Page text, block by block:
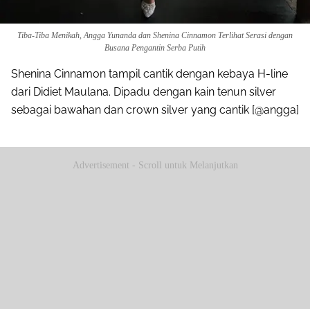
Tiba-Tiba Menikah, Angga Yunanda dan Shenina Cinnamon Terlihat Serasi dengan
Busana Pengantin Serba Putih
Shenina Cinnamon tampil cantik dengan kebaya H-line
dari Didiet Maulana. Dipadu dengan kain tenun silver
sebagai bawahan dan crown silver yang cantik [@angga]
Advertisement - Scroll untuk Melanjutkan